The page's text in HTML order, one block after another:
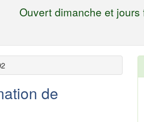
Ouvert dimanche et
de